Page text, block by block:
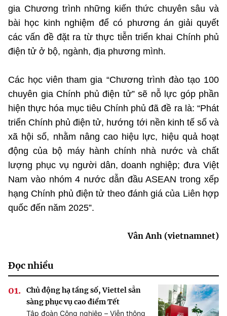
gia Chương trình những kiến thức chuyên sâu và
bài học kinh nghiệm để có phương án giải quyết
các vấn đề đặt ra từ thực tiễn triển khai Chính phủ
điện tử ở bộ, ngành, địa phương mình.
Các học viên tham gia “Chương trình đào tạo 100
chuyên gia Chính phủ điện tử” sẽ nỗ lực góp phần
hiện thực hóa mục tiêu Chính phủ đã đề ra là: “Phát
triển Chính phủ điện tử, hướng tới nền kinh tế số và
xã hội số, nhằm nâng cao hiệu lực, hiệu quả hoạt
động của bộ máy hành chính nhà nước và chất
lượng phục vụ người dân, doanh nghiệp; đưa Việt
Nam vào nhóm 4 nước dẫn đầu ASEAN trong xếp
hạng Chính phủ điện tử theo đánh giá của Liên hợp
quốc đến năm 2025”.
Vân Anh (vietnamnet)
Đọc nhiều
Chủ động hạ tầng số, Viettel sẵn
sàng phục vụ cao điểm Tết
Tập đoàn Công nghiệp – Viễn thông